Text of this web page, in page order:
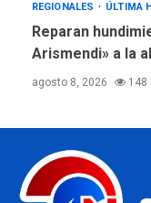
REGIONALES ÚLTIMA
Reparan
Arismendi» a la
agosto 8, 2026 148